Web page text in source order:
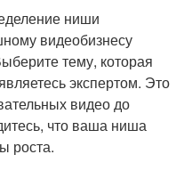
ниши
видеобизнесу
тему, которая
экспертом. Это
видео до
что ваша ниша
роста.